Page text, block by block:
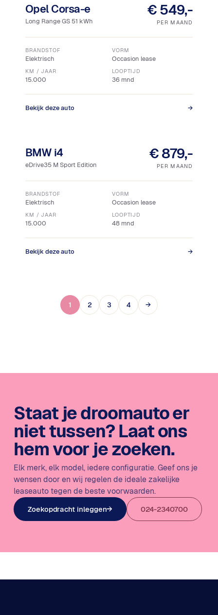
Opel Corsa-e
Long Range GS 51 kWh
€ 549,-
PER MAAND
BRANDSTOF
Elektrisch
VORM
Occasion lease
KM / JAAR
15.000
LOOPTIJD
36 mnd
Bekijk deze auto →
BMW i4
eDrive35 M Sport Edition
€ 879,-
PER MAAND
BRANDSTOF
Elektrisch
VORM
Occasion lease
KM / JAAR
15.000
LOOPTIJD
48 mnd
Bekijk deze auto →
1 2 3 4 →
Staat je droomauto er
niet tussen?Laat ons
hem voor je zoeken.
Elk merk, elk model, iedere configuratie. Geef ons je
wensen door en wij regelen de ideale zakelijke
leaseauto tegen de beste voorwaarden.
Zoekopdracht inleggen→ 024-2340700